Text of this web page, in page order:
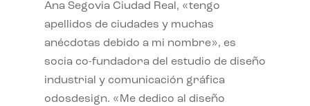
Ana Segovia Ciudad Real, «tengo
apellidos de ciudades y muchas
anécdotas debido a mi nombre», es
socia co-fundadora del estudio de diseño
industrial y comunicación gráfica
odosdesign. «Me dedico al diseño